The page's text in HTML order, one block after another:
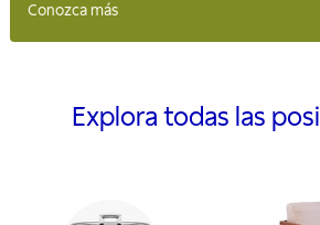
Conozca más
Explora todas las